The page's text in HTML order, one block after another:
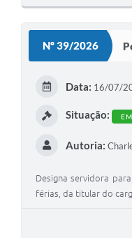
Nº 39/2026
Data: 16/07/
Situação:
Autoria:
Designa servidora
férias, da titular do